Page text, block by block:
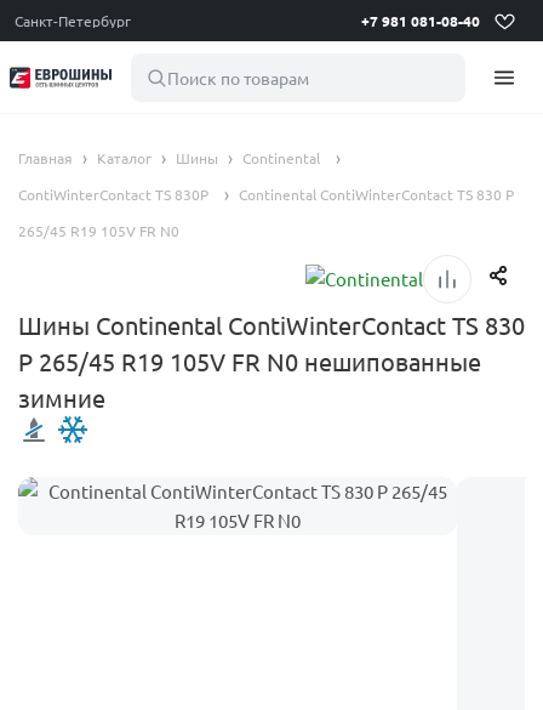
Санкт-Петербург +7 981 081-08-40
Поиск по товарам
Главная Каталог Шины
Continental
ContiWinterContact TS 830P
Continental ContiWinterContact TS 830 P
265/45 R19 105V FR N0
Шины Continental ContiWinterContact TS 830
P 265/45 R19 105V FR N0 нешипованные
зимние